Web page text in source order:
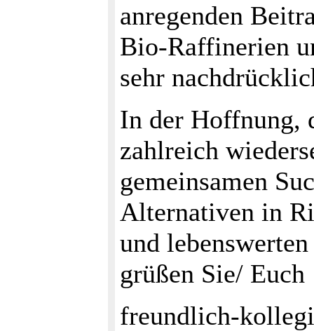
anregenden
Bio-Raffinerien
sehr
In der Hoffnung,
zahlreich
gemeinsamen
Alternativen in
und
grüßen Sie/ Euch
freundlich-